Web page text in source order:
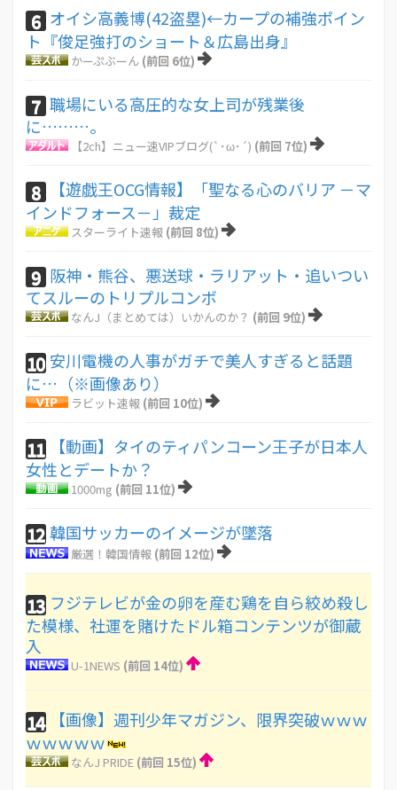
6 オイシ高義博(42盗塁)←カープの補強ポイン
ト『俊足強打のショート＆広島出身』
かーぷぶーん (前回 6位)
7 職場にいる高圧的な女上司が残業後
に………。
【2ch】ニュー速VIPブログ(`･ω･´) (前回 7位)
8
【遊戯王OCG情報】「聖なる心のバリア －マ
インドフォース－」裁定
スターライト速報 (前回 8位)
9 阪神・熊谷、悪送球・ラリアット・追いつい
てスルーのトリプルコンボ
なんJ（まとめては）いかんのか？ (前回 9位)
10 安川電機の人事がガチで美人すぎると話題
に…（※画像あり）
ラビット速報 (前回 10位)
11
【動画】タイのティパンコーン王子が日本人
女性とデートか？
1000mg (前回 11位)
12韓国サッカーのイメージが墜落
厳選！韓国情報 (前回 12位)
13 フジテレビが金の卵を産む鶏を自ら絞め殺し
た模様、社運を賭けたドル箱コンテンツが御蔵
入
U-1NEWS (前回 14位)
14
【画像】週刊少年マガジン、限界突破ｗｗｗ
ｗｗｗｗｗ
なんJ PRIDE (前回 15位)